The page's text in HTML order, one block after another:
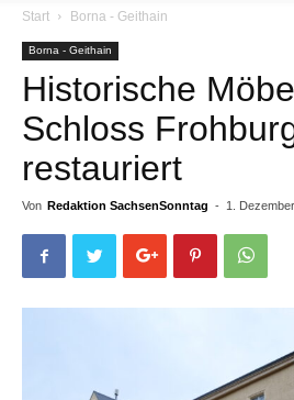
Start Borna - Geithain
Borna - Geithain
Historische
Schloss
restauriert
Von Redaktion SachsenSonntag - 1.